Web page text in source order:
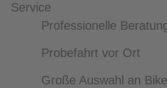
Service
Professionelle
Probefahrt vor Ort
Große Auswahl an